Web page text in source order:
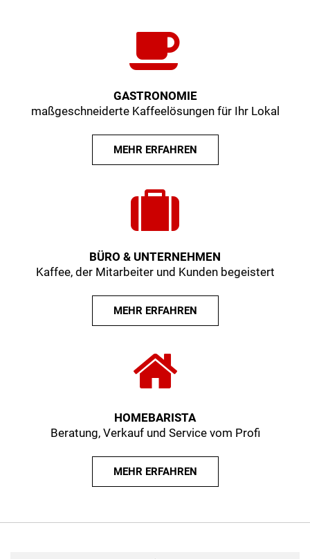
GASTRONOMIE
maßgeschneiderte Kaffeelösungen für Ihr Lokal
MEHR ERFAHREN
BÜRO & UNTERNEHMEN
Kaffee, der Mitarbeiter und Kunden begeistert
MEHR ERFAHREN
HOMEBARISTA
Beratung, Verkauf und Service vom Profi
MEHR ERFAHREN